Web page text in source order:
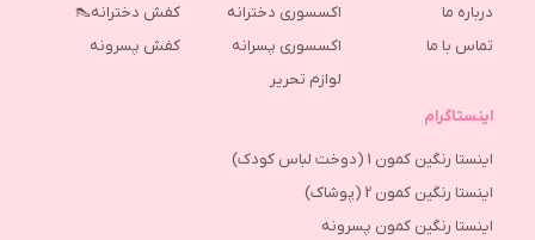
درباره ما
تماس با ما
اکسسوری دخترانه
اکسسوری پسرانه
لوازم تحریر
کفش دخترانه👠
كفش پسرونه
اینستاگرام
اینستا رنگین کمون 1 (دوخت لباس کودک)
اینستا رنگین کمون 2 (پوشاک)
اینستا رنگین کمون پسرونه